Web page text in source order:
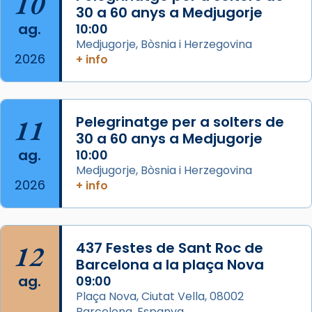
processó (recuperada el 1972) al voltant
del temple amb les relíquies de les santes.
Des de 1985 hi participa també un grup de
diablesses amb música i ball propis. Festa
«Si vols saber què és calor, ves per les
Santes a Mataró»🥵.
Photo
View on Facebook ·
Jaume, fill de Zebedeu, és juntament amb el
seu germà Joan i Pere un dels que
acompanyava més de prop Jesús.
Segons el llibre dels Fets (12,2) fou el primer
ag.
2026
30 a 60 anys a Medjugorje
10:00
Medjugorje, Bòsnia i Herzegovina
+ info
11
ag.
2026
Pelegrinatge per a solters de
30 a 60 anys a Medjugorje
10:00
Medjugorje, Bòsnia i Herzegovina
+ info
12
ag.
437 Festes de Sant Roc de
Barcelona a la plaça Nova
09:00
Plaça Nova, Ciutat Vella, 08002